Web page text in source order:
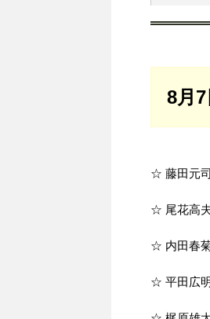
8月
☆ 藤田元
☆ 尾花高
☆ 内田春
☆ 平田広